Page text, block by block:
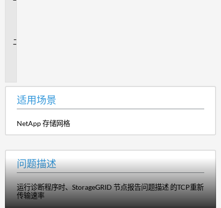
适用场景
NetApp 存储网格
问题描述
运行诊断程序时、StorageGRID 节点报告问题描述 的TCP重新
传输速率